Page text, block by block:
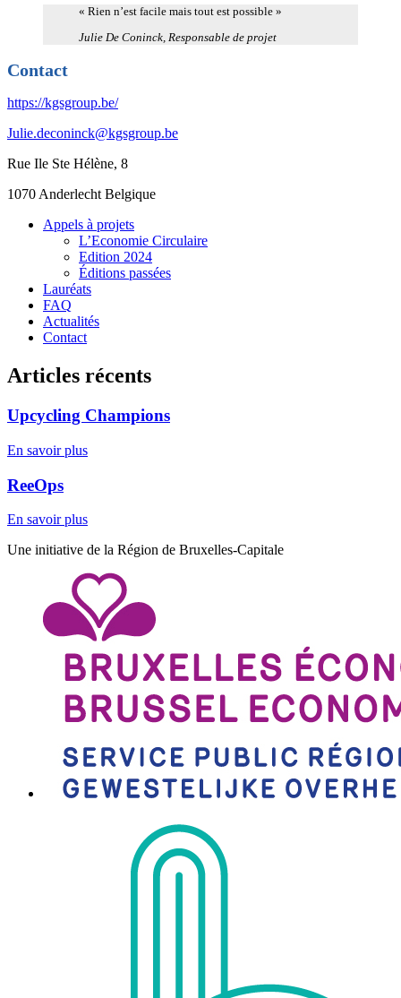
« Rien n’est facile mais tout est possible »
Julie De Coninck, Responsable de projet
Contact
https://kgsgroup.be/
Julie.deconinck@kgsgroup.be
Rue Ile Ste Hélène, 8
1070 Anderlecht Belgique
Appels à projets
L’Economie Circulaire
Edition 2024
Éditions passées
Lauréats
FAQ
Actualités
Contact
Articles récents
Upcycling Champions
En savoir plus
ReeOps
En savoir plus
Une initiative de la Région de Bruxelles-Capitale